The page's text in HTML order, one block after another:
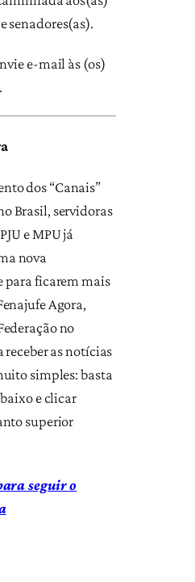
senadores(as).
e-mail às (os)
dos “Canais”
Brasil, servidoras
e MPU já
nova
ficarem mais
Agora,
no
as notícias
simples: basta
e clicar
superior
seguir o